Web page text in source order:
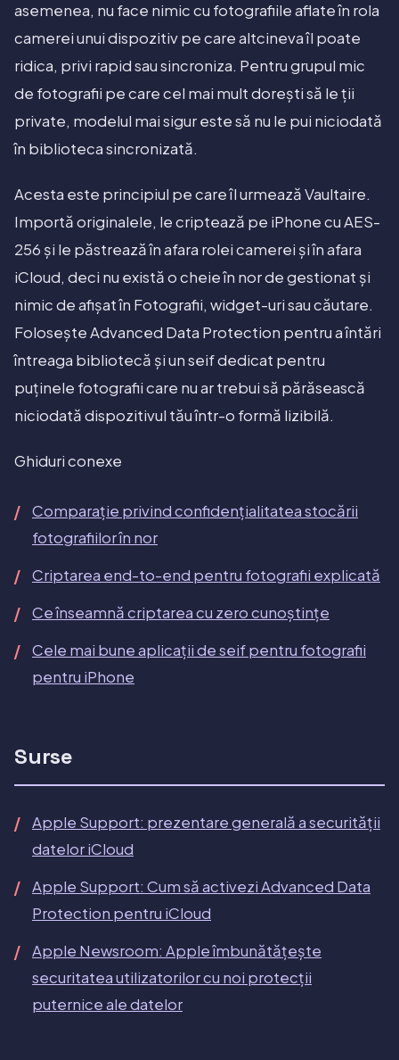
asemenea, nu face nimic cu fotografiile aflate în rola
camerei unui dispozitiv pe care altcineva îl poate
ridica, privi rapid sau sincroniza. Pentru grupul mic
de fotografii pe care cel mai mult dorești să le ții
private, modelul mai sigur este să nu le pui niciodată
în biblioteca sincronizată.
Acesta este principiul pe care îl urmează Vaultaire.
Importă originalele, le criptează pe iPhone cu AES-
256 și le păstrează în afara rolei camerei și în afara
iCloud, deci nu există o cheie în nor de gestionat și
nimic de afișat în Fotografii, widget-uri sau căutare.
Folosește Advanced Data Protection pentru a întări
întreaga bibliotecă și un seif dedicat pentru
puținele fotografii care nu ar trebui să părăsească
niciodată dispozitivul tău într-o formă lizibilă.
Ghiduri conexe
Comparație privind confidențialitatea stocării
fotografiilor în nor
Criptarea end-to-end pentru fotografii explicată
Ce înseamnă criptarea cu zero cunoștințe
Cele mai bune aplicații de seif pentru fotografii
pentru iPhone
Surse
Apple Support: prezentare generală a securității
datelor iCloud
Apple Support: Cum să activezi Advanced Data
Protection pentru iCloud
Apple Newsroom: Apple îmbunătățește
securitatea utilizatorilor cu noi protecții
puternice ale datelor